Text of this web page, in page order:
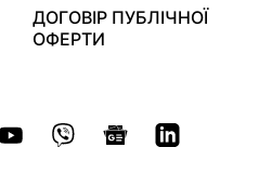
ДОГОВІР ПУБЛІЧНОЇ
ОФЕРТИ